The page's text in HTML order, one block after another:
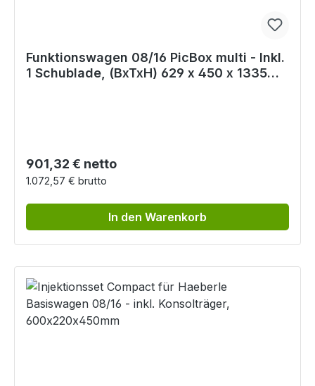
Funktionswagen 08/16 PicBox multi - Inkl.
1 Schublade, (BxTxH) 629 x 450 x 1335
Regulärer Preis:
901,32 € netto
1.072,57 € brutto
In den Warenkorb